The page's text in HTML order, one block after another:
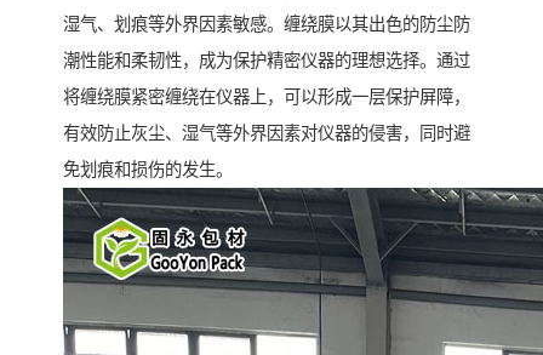
湿气、划痕等外界因素敏感。缠绕膜以其出色的防尘防
潮性能和柔韧性，成为保护精密仪器的理想选择。通过
将缠绕膜紧密缠绕在仪器上，可以形成一层保护屏障，
有效防止灰尘、湿气等外界因素对仪器的侵害，同时避
免划痕和损伤的发生。